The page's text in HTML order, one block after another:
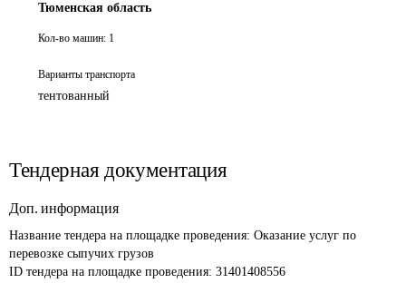
Тюменская область
Кол-во машин: 1
Варианты транспорта
тентованный
Тендерная документация
Доп. информация
Название тендера на площадке проведения: Оказание услуг по
перевозке сыпучих грузов
ID тендера на площадке проведения: 31401408556